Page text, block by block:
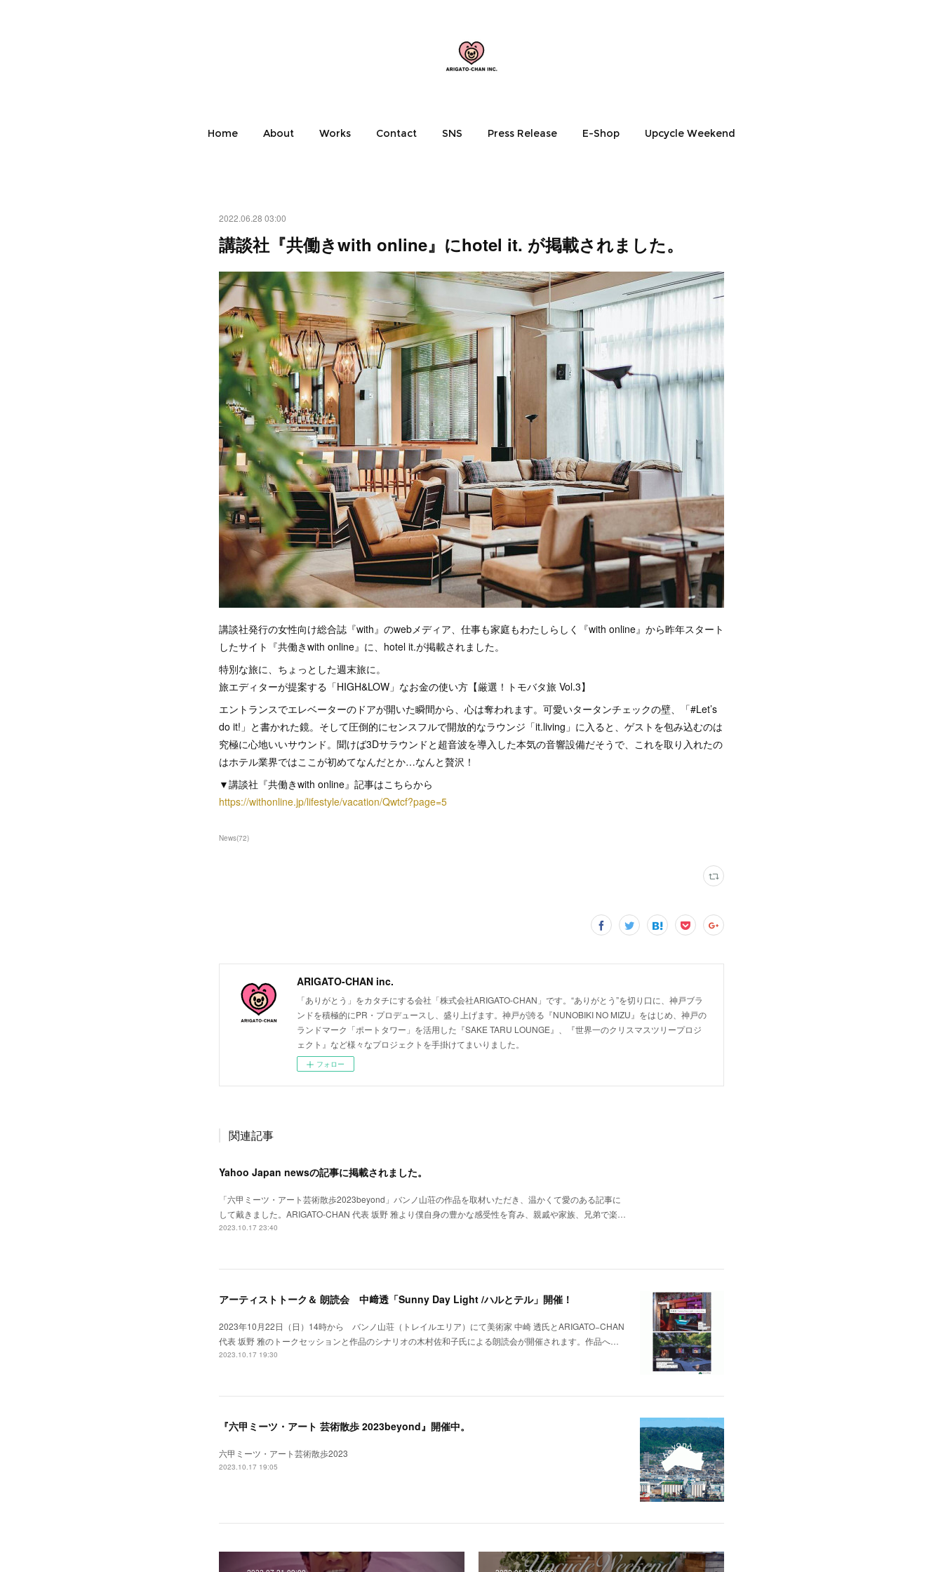
Home About Works Contact SNS Press Release E-Shop Upcycle Weekend
2022.06.28 03:00
講談社『共働きwith online』にhotel it. が掲載されました。
講談社発行の女性向け総合誌『with』のwebメディア、仕事も家庭もわたしらしく『with online』から昨年スタート
したサイト『共働きwith online』に、hotel it.が掲載されました。
特別な旅に、ちょっとした週末旅に。
旅エディターが提案する「HIGH&LOW」なお金の使い方【厳選！トモバタ旅 Vol.3】
エントランスでエレベーターのドアが開いた瞬間から、心は奪われます。可愛いタータンチェックの壁、「#Let’s
do it!」と書かれた鏡。そして圧倒的にセンスフルで開放的なラウンジ「it.living」に入ると、ゲストを包み込むのは
究極に心地いいサウンド。聞けば3Dサラウンドと超音波を導入した本気の音響設備だそうで、これを取り入れたの
はホテル業界ではここが初めてなんだとか…なんと贅沢！
▼講談社『共働きwith online』記事はこちらから
https://withonline.jp/lifestyle/vacation/Qwtcf?page=5
News(72)
ARIGATO-CHAN inc.
「ありがとう」をカタチにする会社「株式会社ARIGATO-CHAN」です。“ありがとう”を切り口に、神戸ブラ
ンドを積極的にPR・プロデュースし、盛り上げます。神戸が誇る『NUNOBIKI NO MIZU』をはじめ、神戸の
ランドマーク「ポートタワー」を活用した『SAKE TARU LOUNGE』、『世界一のクリスマスツリープロジ
ェクト』など様々なプロジェクトを手掛けてまいりました。
フォロー
関連記事
Yahoo Japan newsの記事に掲載されました。
「六甲ミーツ・アート芸術散歩2023beyond」バンノ山荘の作品を取材いただき、温かくて愛のある記事に
して戴きました。ARIGATO-CHAN 代表 坂野 雅より僕自身の豊かな感受性を育み、親戚や家族、兄弟で楽…
2023.10.17 23:40
アーティストトーク＆ 朗読会 中﨑透「Sunny Day Light /ハルとテル」開催！
2023年10月22日（日）14時から バンノ山荘（トレイルエリア）にて美術家 中崎 透氏とARIGATO−CHAN
代表 坂野 雅のトークセッションと作品のシナリオの木村佐和子氏による朗読会が開催されます。作品へ…
2023.10.17 19:30
『六甲ミーツ・アート 芸術散歩 2023beyond』開催中。
六甲ミーツ・アート芸術散歩2023
2023.10.17 19:05